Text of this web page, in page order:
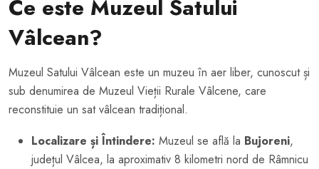
Ce este Muzeul Satului
Vâlcean?
Muzeul Satului Vâlcean este un muzeu în aer liber, cunoscut și
sub denumirea de Muzeul Vieții Rurale Vâlcene, care
reconstituie un sat vâlcean tradițional.
Localizare și Întindere: Muzeul se află la Bujoreni,
județul Vâlcea, la aproximativ 8 kilometri nord de Râmnicu